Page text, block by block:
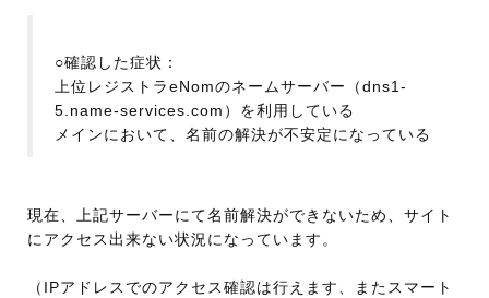
○確認した症状：
上位レジストラeNomのネームサーバー（dns1-
5.name-services.com）を利用している
メインにおいて、名前の解決が不安定になっている
現在、上記サーバーにて名前解決ができないため、サイト
にアクセス出来ない状況になっています。
（IPアドレスでのアクセス確認は行えます、またスマート